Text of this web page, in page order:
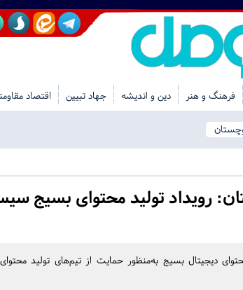
فرهنگ و هنر دین و اندیشه جهاد تبیین اقتصاد
رویداد تولید محتوای بسیج
دیجیتال بسیج به‌منظور حمایت از تیم‌های تولید